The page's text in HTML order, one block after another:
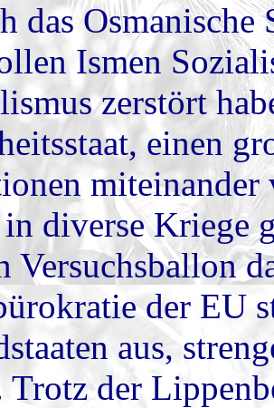
das
Ismen
zerstört
einen
miteinander
diverse Kriege
Versuchsballon
der EU
aus,
Trotz der